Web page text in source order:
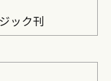
ック刊